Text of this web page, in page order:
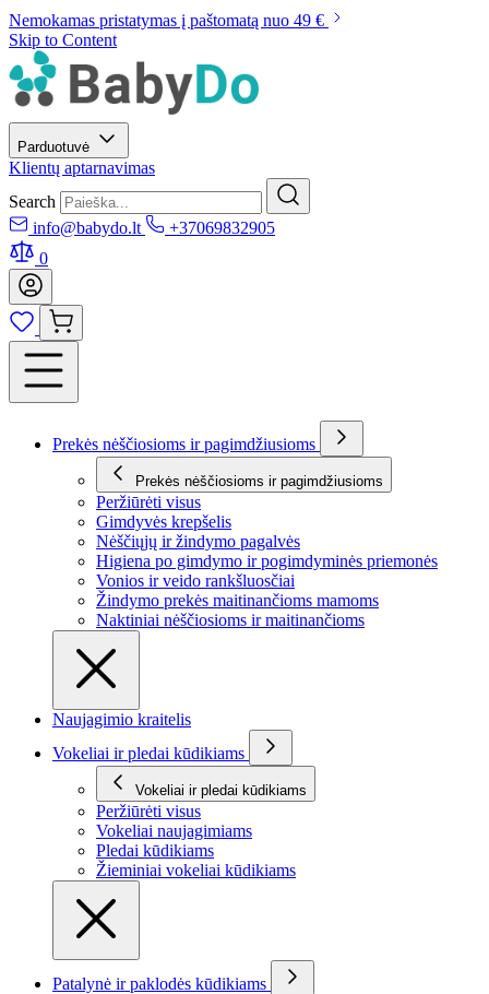
Nemokamas pristatymas į paštomatą nuo 49 €
Skip to Content
Parduotuvė
Klientų aptarnavimas
Search
info@babydo.lt
+37069832905
0
Prekės nėščiosioms ir pagimdžiusioms
Prekės nėščiosioms ir pagimdžiusioms
Peržiūrėti visus
Gimdyvės krepšelis
Nėščiųjų ir žindymo pagalvės
Higiena po gimdymo ir pogimdyminės priemonės
Vonios ir veido rankšluosčiai
Žindymo prekės maitinančioms mamoms
Naktiniai nėščiosioms ir maitinančioms
Naujagimio kraitelis
Vokeliai ir pledai kūdikiams
Vokeliai ir pledai kūdikiams
Peržiūrėti visus
Vokeliai naujagimiams
Pledai kūdikiams
Žieminiai vokeliai kūdikiams
Patalynė ir paklodės kūdikiams